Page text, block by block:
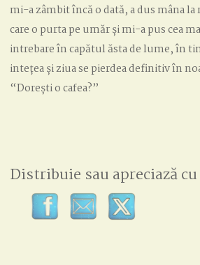
mi-a zâmbit încă o dată, a dus mâna
care o purta pe umăr și mi-a pus cea
intrebare în capătul ăsta de lume, în
intețea și ziua se pierdea definitiv în
“Dorești o cafea?”
Distribuie sau apreciază